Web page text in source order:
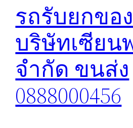
รถรับยกขอ
บริษัทเซีย
จำกัด ขนส่ง
0888000456